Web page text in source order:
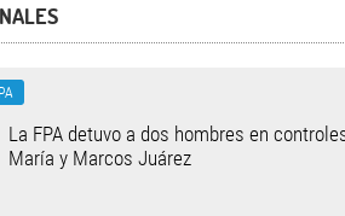
La FPA detuvo a dos hombres en
María y Marcos Juárez